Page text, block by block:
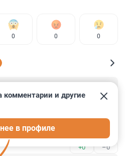
0 0 0
какие чувства она должна
- гнев, страх,
+0 –0
комментарии и другие
в профиле